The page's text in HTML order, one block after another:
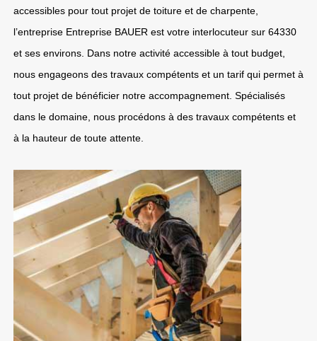
accessibles pour tout projet de toiture et de charpente,
l’entreprise Entreprise BAUER est votre interlocuteur sur 64330
et ses environs. Dans notre activité accessible à tout budget,
nous engageons des travaux compétents et un tarif qui permet à
tout projet de bénéficier notre accompagnement. Spécialisés
dans le domaine, nous procédons à des travaux compétents et
à la hauteur de toute attente.